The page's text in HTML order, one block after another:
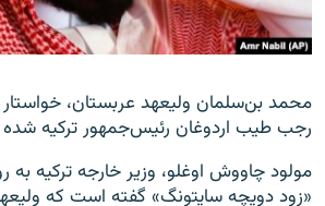
زبان‌های دیگر
محمد بن‌سلمان ولیعهد عربستان، خواستار
رجب طیب اردوغان رئیس‌جمهور ترکیه
مولود چاووش اوغلو، وزیر خارجه ترکیه به
«زود دویچه سایتونگ» گفته است که